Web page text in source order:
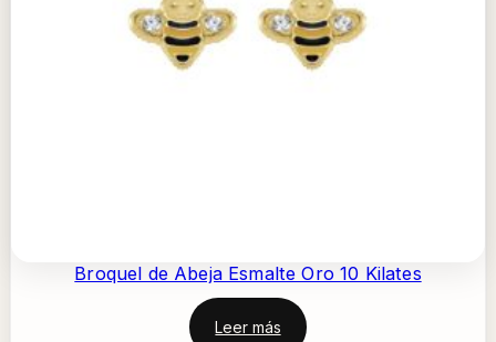
Broquel de Abeja Esmalte Oro 10 Kilates
Leer más